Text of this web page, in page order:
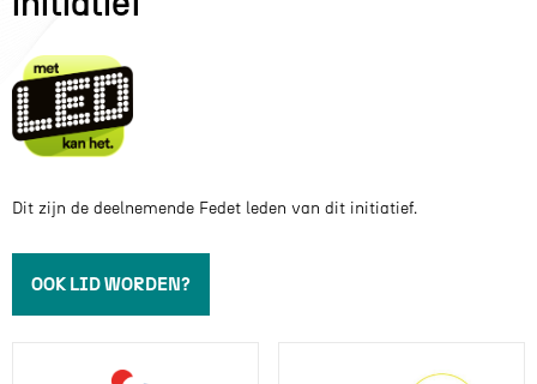
Dit zijn de deelnemende Fedet leden van dit initiatief.
OOK LID WORDEN?